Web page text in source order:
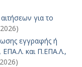
για το
εγγραφής ή
και Π.ΕΠΑ.Λ.,